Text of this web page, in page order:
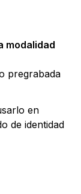
modalidad
pregrabada
en
de identidad